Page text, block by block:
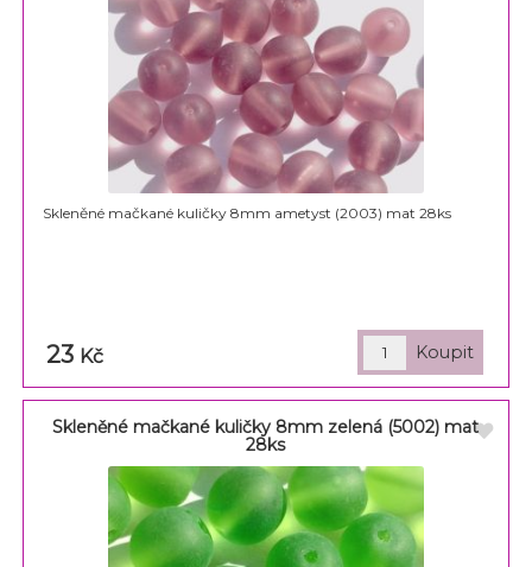
Skleněné mačkané kuličky 8mm ametyst (2003) mat 28ks
23 Kč
Skleněné mačkané kuličky 8mm zelená (5002) mat
28ks